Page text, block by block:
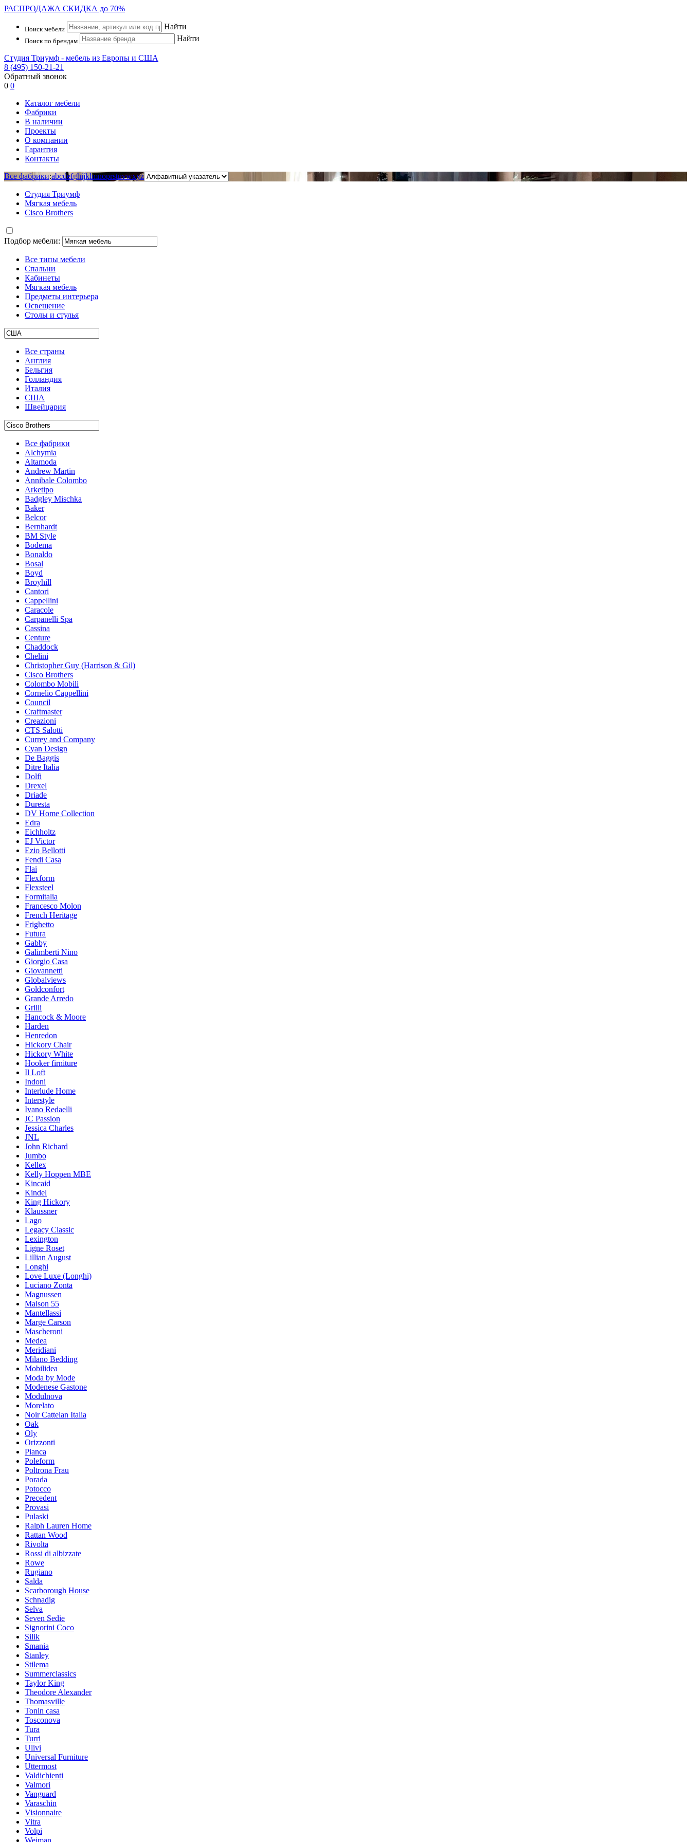
РАСПРОДАЖА СКИДКА до 70%
Поиск мебели Найти
Поиск по брендам Найти
Студия Триумф - мебель из Европы и США
8 (495) 150-21-21
Обратный звонок
0 0
Каталог мебели
Фабрики
В наличии
Проекты
О компании
Гарантия
Контакты
Все фабрики:abcdefghijklmnoprstuvwxyz
Студия Триумф
Мягкая мебель
Cisco Brothers
Подбор мебели:
Все типы мебели
Спальни
Кабинеты
Мягкая мебель
Предметы интерьера
Освещение
Столы и стулья
Все страны
Англия
Бельгия
Голландия
Италия
США
Швейцария
Все фабрики
Alchymia
Altamoda
Andrew Martin
Annibale Colombo
Arketipo
Badgley Mischka
Baker
Belcor
Bernhardt
BM Style
Bodema
Bonaldo
Bosal
Boyd
Broyhill
Cantori
Cappellini
Caracole
Carpanelli Spa
Cassina
Centure
Chaddock
Chelini
Christopher Guy (Harrison & Gil)
Cisco Brothers
Colombo Mobili
Cornelio Cappellini
Council
Craftmaster
Creazioni
CTS Salotti
Currey and Company
Cyan Design
De Baggis
Ditre Italia
Dolfi
Drexel
Driade
Duresta
DV Home Collection
Edra
Eichholtz
EJ Victor
Ezio Bellotti
Fendi Casa
Flai
Flexform
Flexsteel
Formitalia
Francesco Molon
French Heritage
Frighetto
Futura
Gabby
Galimberti Nino
Giorgio Casa
Giovannetti
Globalviews
Goldconfort
Grande Arredo
Grilli
Hancock & Moore
Harden
Henredon
Hickory Chair
Hickory White
Hooker firniture
Il Loft
Indoni
Interlude Home
Interstyle
Ivano Redaelli
JC Passion
Jessica Charles
JNL
John Richard
Jumbo
Kellex
Kelly Hoppen MBE
Kincaid
Kindel
King Hickory
Klaussner
Lago
Legacy Classic
Lexington
Ligne Roset
Lillian August
Longhi
Love Luxe (Longhi)
Luciano Zonta
Magnussen
Maison 55
Mantellassi
Marge Carson
Mascheroni
Medea
Meridiani
Milano Bedding
Mobilidea
Moda by Mode
Modenese Gastone
Modulnova
Morelato
Noir Cattelan Italia
Oak
Oly
Orizzonti
Pianca
Poleform
Poltrona Frau
Porada
Potocco
Precedent
Provasi
Pulaski
Ralph Lauren Home
Rattan Wood
Rivolta
Rossi di albizzate
Rowe
Rugiano
Salda
Scarborough House
Schnadig
Selva
Seven Sedie
Signorini Coco
Silik
Smania
Stanley
Stilema
Summerclassics
Taylor King
Theodore Alexander
Thomasville
Tonin casa
Tosconova
Tura
Turri
Ulivi
Universal Furniture
Uttermost
Valdichienti
Valmori
Vanguard
Varaschin
Visionnaire
Vitra
Volpi